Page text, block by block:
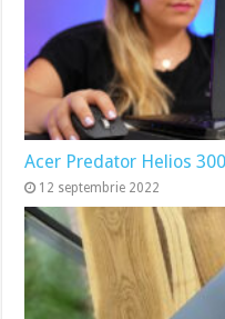
Acer Predator Helios
12 septembrie 2022